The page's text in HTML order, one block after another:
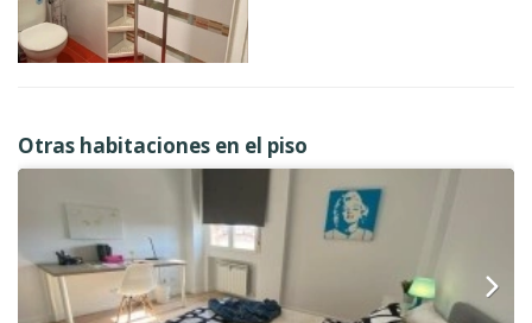
Otras habitaciones en el piso